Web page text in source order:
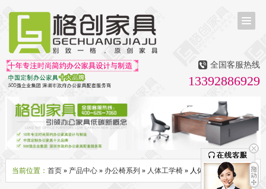
首页
茶台茶桌
多媒体会议室家具
办公屏风隔断系列
办公屏风卡位
高隔断墙 折叠屏风
组合职员台
办公桌系列
经理办公桌
会议桌
办公椅系列
全国客服热线
13392886929
当前位置： 首页» 产品中心» 办公椅系列 » 人体工学椅» 人体工程学电脑椅子